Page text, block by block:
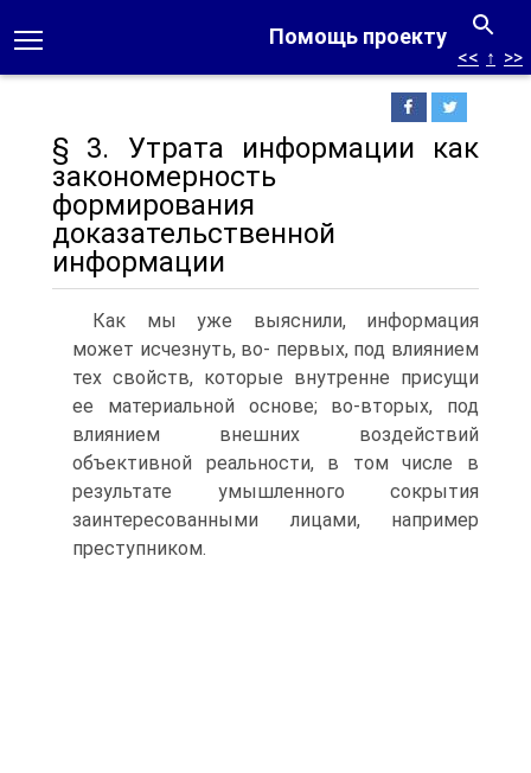
Помощь проекту
<< ↑ >>
§ 3. Утрата информации как
закономерность
формирования
доказательственной
информации
Как мы уже выяснили, информация
может исчезнуть, во- первых, под влиянием
тех свойств, которые внутренне присущи
ее материальной основе; во-вторых, под
влиянием внешних воздействий
объективной реальности, в том числе в
результате умышленного сокрытия
заинтересованными лицами, например
преступником.